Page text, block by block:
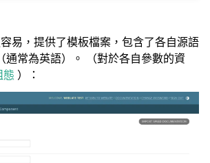
易，提供了模板檔案，包含了各自源語
通常為英語）。 （對於各自參數的資
態 ）：